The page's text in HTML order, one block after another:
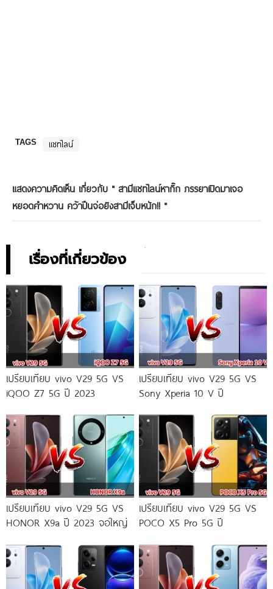
TAGS แชทไลน์
แสดงความคิดเห็น เกี่ยวกับ " สามีแชทไลน์หากิ๊ก ภรรยาเปิดมาเจอ
หยอดคำหวาน คว้าปืนจ่อยิงสามีเจ็บหนัก!! "
เรื่องที่เกี่ยวข้อง
เปรียบเทียบ vivo V29 5G VS
iQOO Z7 5G ปี 2023
เปรียบเทียบ vivo V29 5G VS
Sony Xperia 10 V ปี
เปรียบเทียบ vivo V29 5G VS
HONOR X9a ปี 2023 จอใหญ่
เปรียบเทียบ vivo V29 5G VS
POCO X5 Pro 5G ปี